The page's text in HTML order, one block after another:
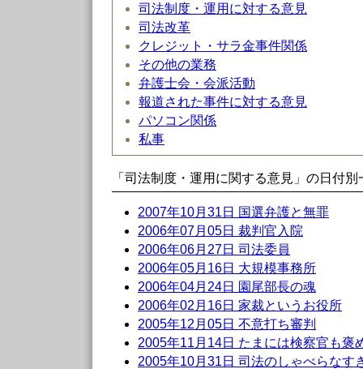
司法制度・運用に対する意見
司法改革
クレジット・サラ金事件関係
その他の業務
弁護士会・会派活動
報道された事件に対する意見
パソコン関係
私事
「司法制度・運用に関する意見」の日付別
2007年10月31日 国選弁護と無罪
2006年07月05日 裁判官入院
2006年06月27日 司法委員
2006年05月16日 大規模事務所
2006年04月24日 園尾部長の魂
2006年02月16日 家裁というお役所
2005年12月05日 不意打ち審判
2005年11月14日 たまには検察官も褒
2005年10月31日 司法のしゃべらなす